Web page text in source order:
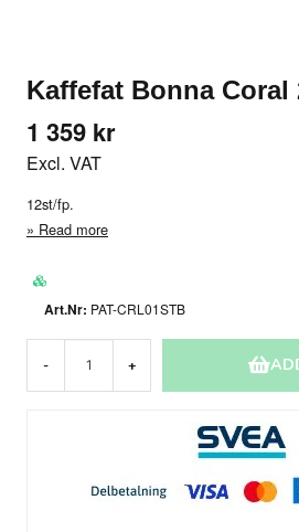
Kaffefat Bonna Coral
1 359 kr
Excl. VAT
12st/fp.
Read more
PAT-CRL01STB
- +